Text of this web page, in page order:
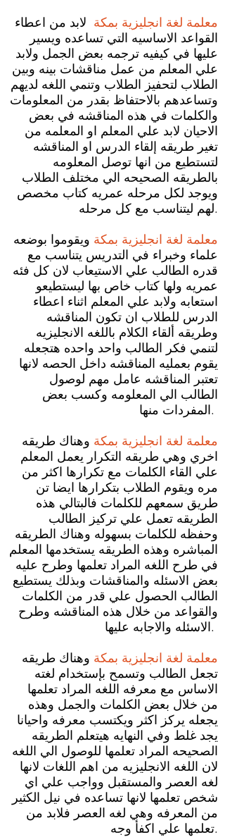
معلمة لغة انجليزية بمكة لابد من اعطاء
القواعد الاساسيه التي تساعده ويسير
عليها في كيفيه ترجمه بعض الجمل ولابد
علي المعلم من عمل مناقشات بينه وبين
الطلاب لتحفيز الطلاب وتنمي اللغه لديهم
وتساعدهم بالاحتفاظ بقدر من المعلومات
والكلمات في هذه المناقشه في بعض
الاحيان لابد علي المعلم او المعلمه من
تغير طريقه إلقاء الدرس او المناقشه
لتستطيع من انها توصل المعلومه
بالطريقه الصحيحه الي مختلف الطلاب
ويوجد لكل مرحله عمريه كتاب مخصص
لهم ليتناسب مع كل مرحله.
معلمة لغة انجليزية بمكة ويقوموا بوضعه
علماء وخبراء في التدريس يتناسب مع
قدره الطالب علي الاستيعاب لان كل فئه
عمريه ولها كتاب خاص بها ليستطيعو
استعابه ولابد علي المعلم اثناء اعطاء
الدرس للطلاب ان تكون المناقشه
وطريقه ألقاء الكلام باللغه الانجليزيه
لتنمي فكر الطالب واحد واحده هتجعله
يقوم بعمليه المناقشه داخل الحصه لانها
تعتبر المناقشه عامل مهم لوصول
الطالب الي المعلومه وكسب بعض
المفردات منها.
معلمة لغة انجليزية بمكة وهناك طريقه
اخري وهي طريقه التكرار يعمل المعلم
علي القاء الكلمات مع تكرارها اكثر من
مره ويقوم الطلاب بتكرارها ايضا تن
طريق سمعهم للكلمات فالبتالي هذه
الطريقه تعمل علي تركيز الطالب
وحفظه للكلمات بسهوله وهناك الطريقه
المباشره وهذه الطريقه يستخدمها المعلم
في طرح اللغه المراد تعلمها وطرح عليه
بعض الاسئله والمناقشات وبذلك يستطيع
الطالب الحصول علي قدر من الكلمات
والقواعد من خلال هذه المناقشه وطرح
الاسئله والاجابه عليها.
معلمة لغة انجليزية بمكة وهناك طريقه
تجعل الطالب وتسمح بإستخدام لغته
الاساس مع معرفه اللغه المراد تعلمها
من خلال بعض الكلمات والجمل وهذه
يجعله يركز اكثر ويكتسب معرفه واحيانا
يجد غلط وفي النهايه هيتعلم الطريقه
الصحيحه المراد تعلمها للوصول الي اللغه
لان اللغه الانجليزيه من اهم اللغات لانها
لغه العصر والمستقبل وواجب علي اي
شخص تعلمها لانها تساعده في نيل الكثير
من المعرفه وهي لغه العصر فلابد من
تعلمها علي اكفأ وجه.